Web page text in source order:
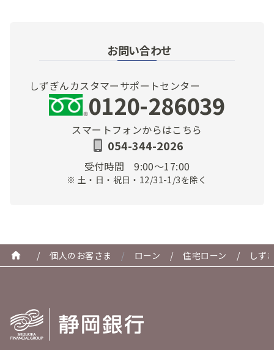
お問い合わせ
しずぎんカスタマーサポートセンター
0120-286039
スマートフォンからはこちら
054-344-2026
受付時間 9:00～17:00
※ 土・日・祝日・12/31-1/3を除く
/ 個人のお客さま / ローン / 住宅ローン / しず